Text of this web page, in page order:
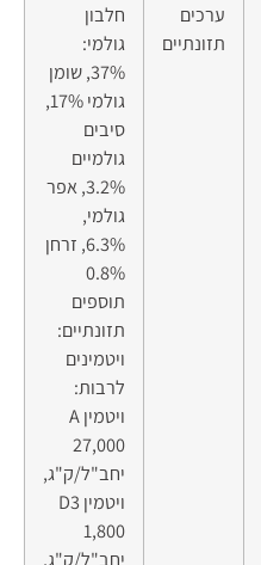
ערכים
תזונתיים
חלבון
גולמי:
37%, שומן
גולמי 17%,
סיבים
גולמיים
3.2%, אפר
גולמי,
6.3%, זרחן
0.8%
תוספים
תזונתיים:
ויטמינים
לרבות:
ויטמין A
27,000
יחב"ל/ק"ג,
ויטמין D3
1,800
יחב"ל/ק"ג,